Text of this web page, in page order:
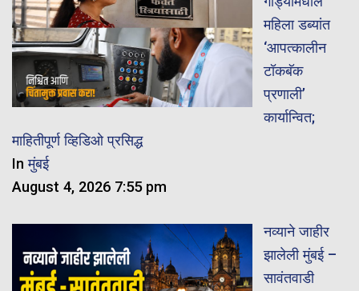
महिला डब्यांत
‘आपत्कालीन
टॉकबॅक
प्रणाली’
कार्यान्वित;
माहितीपूर्ण व्हिडिओ प्रसिद्ध
Inमुंबई
August 4, 2026 7:55 pm
नव्याने जाहीर
झालेली मुंबई –
सावंतवाडी